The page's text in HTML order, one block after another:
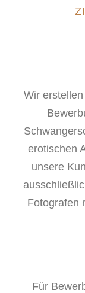
Wir
erotischen
unsere
Fotografen
Für